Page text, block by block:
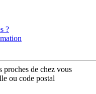
?
proches de chez vous
ou code postal